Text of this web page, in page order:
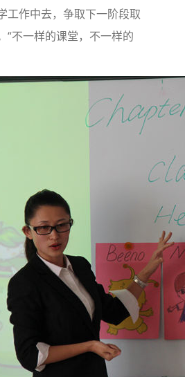
工作中去，争取下一阶段取
“不一样的课堂，不一样的